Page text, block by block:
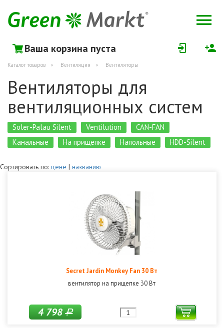
Ваша корзина пуста
Каталог товаров Вентиляция Вентиляторы
Вентиляторы для
вентиляционных систем
Soler-Palau Silent Ventilution
CAN-FAN
Канальные
На прищепке Напольные HDD-Silent
Сортировать по: цене | названию
Secret Jardin Monkey Fan 30 Вт
вентилятор на прищепке 30 Вт
4 798Р